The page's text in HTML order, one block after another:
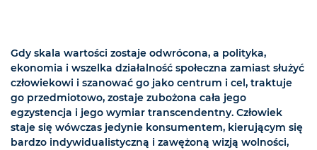
Gdy skala wartości zostaje odwrócona, a polityka,
ekonomia i wszelka działalność społeczna zamiast służyć
człowiekowi i szanować go jako centrum i cel, traktuje
go przedmiotowo, zostaje zubożona cała jego
egzystencja i jego wymiar transcendentny. Człowiek
staje się wówczas jedynie konsumentem, kierującym się
bardzo indywidualistyczną i zawężoną wizją wolności,